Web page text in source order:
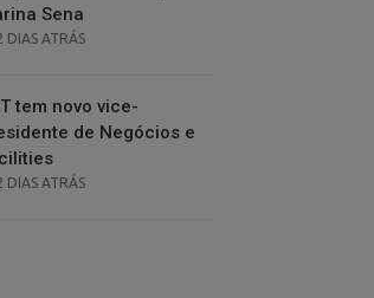
Sena
DIAS ATRÁS
tem novo vice-
de Negócios e
DIAS ATRÁS